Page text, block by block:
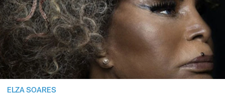
ELZA SOARES